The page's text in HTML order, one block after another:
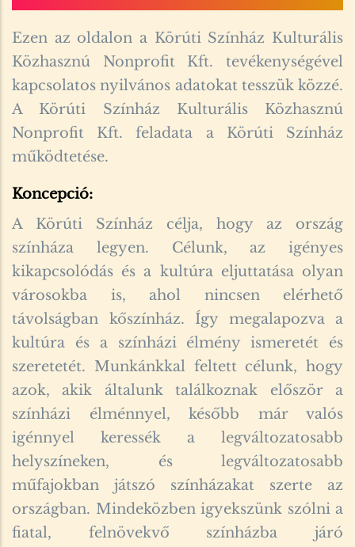
Ezen az oldalon a Körúti Színház Kulturális
Közhasznú Nonprofit Kft. tevékenységével
kapcsolatos nyilvános adatokat tesszük közzé.
A Körúti Színház Kulturális Közhasznú
Nonprofit Kft. feladata a Körúti Színház
működtetése.
Koncepció:
A Körúti Színház célja, hogy az ország
színháza legyen. Célunk, az igényes
kikapcsolódás és a kultúra eljuttatása olyan
városokba is, ahol nincsen elérhető
távolságban kőszínház. Így megalapozva a
kultúra és a színházi élmény ismeretét és
szeretetét. Munkánkkal feltett célunk, hogy
azok, akik általunk találkoznak először a
színházi élménnyel, később már valós
igénnyel keressék a legváltozatosabb
helyszíneken, és legváltozatosabb
műfajokban játszó színházakat szerte az
országban. Mindeközben igyekszünk szólni a
fiatal, felnövekvő színházba járó